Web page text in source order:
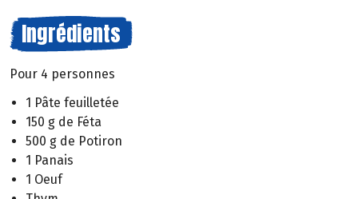
Ingrédients
Pour 4 personnes
1 Pâte feuilletée
150 g de Féta
500 g de Potiron
1 Panais
1 Oeuf